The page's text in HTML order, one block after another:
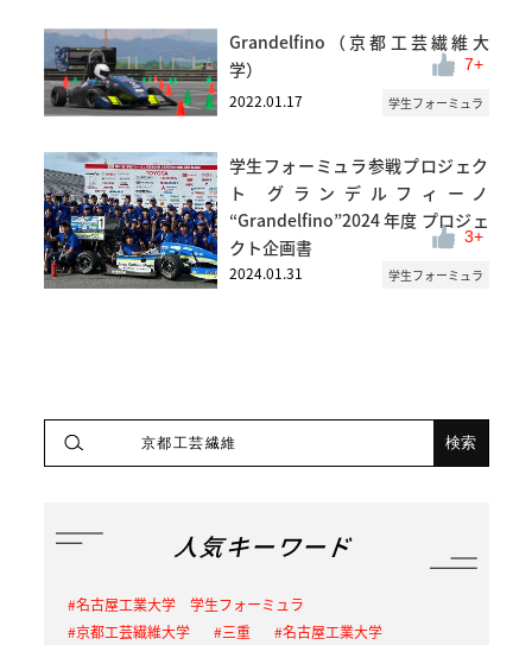
Grandelfino（京都工芸繊維大
学）
2022.01.17 学生フォーミュラ
7
学生フォーミュラ参戦プロジェク
ト グランデルフィーノ
“Grandelfino”2024 年度 プロジェ
クト企画書
2024.01.31 学生フォーミュラ
3
人気キーワード
名古屋工業大学 学生フォーミュラ
京都工芸繊維大学
三重
名古屋工業大学